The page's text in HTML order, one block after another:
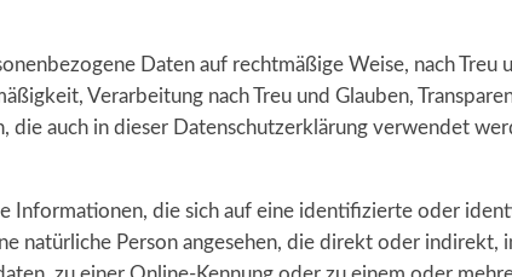
Daten auf rechtmäßige Weise, nach
Verarbeitung nach Treu und Glauben,
die auch in dieser Datenschutzerklärung verwendet
Informationen, die sich auf eine identifizierte oder
natürliche Person angesehen, die direkt oder